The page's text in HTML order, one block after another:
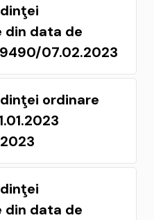
din data de
07.02.2023
ordinare
din data de